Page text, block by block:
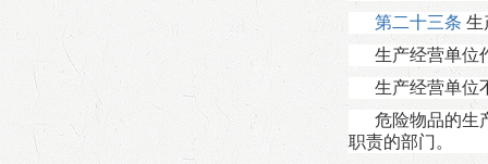
第二十三条 生
生产经营单位
生产经营单位
危险物品的生
职责的部门。